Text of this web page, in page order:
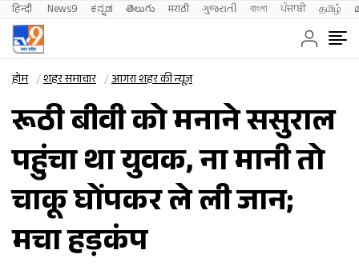
हिन्दी News9 ಕನ್ನಡ తెలుగు मराठी ગુજરાતી বাংলা ਪੰਜਾਬੀ தமிழ்
होम शहर समाचार आगरा शहर की न्यूज़
रूठी बीवी को मनाने ससुराल
पहुंचा था युवक, ना मानी तो
चाकू घोंपकर ले ली जान;
मचा हड़कंप